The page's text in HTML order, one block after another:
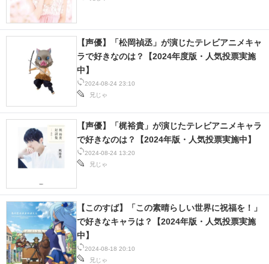
2024-08-24 23:10
兄じゃ
【声優】「松岡禎丞」が演じたテレビアニメキャ
ラで好きなのは？【2024年度版・人気投票実施
中】
2024-08-24 13:20
兄じゃ
【声優】「梶裕貴」が演じたテレビアニメキャラ
で好きなのは？【2024年版・人気投票実施中】
2024-08-18 20:10
兄じゃ
【このすば】「この素晴らしい世界に祝福を！」
で好きなキャラは？【2024年版・人気投票実施
中】